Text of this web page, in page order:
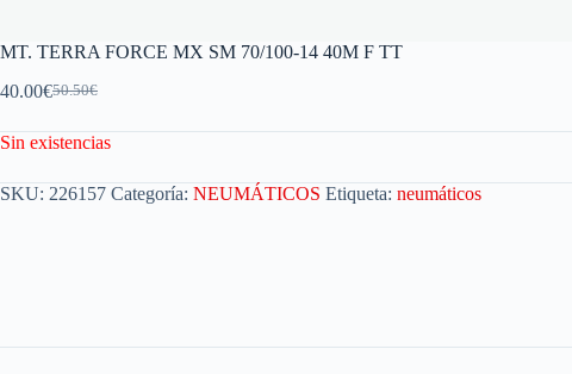
MT. TERRA FORCE MX SM 70/100-14 40M F TT
50.50€
40.00€
Sin existencias
SKU: 226157 Categoría: NEUMÁTICOS Etiqueta: neumáticos